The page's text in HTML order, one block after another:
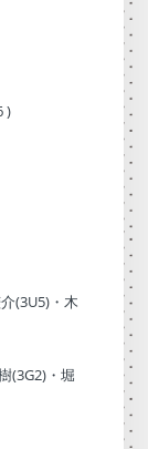
)
(3U5)・木
・堀